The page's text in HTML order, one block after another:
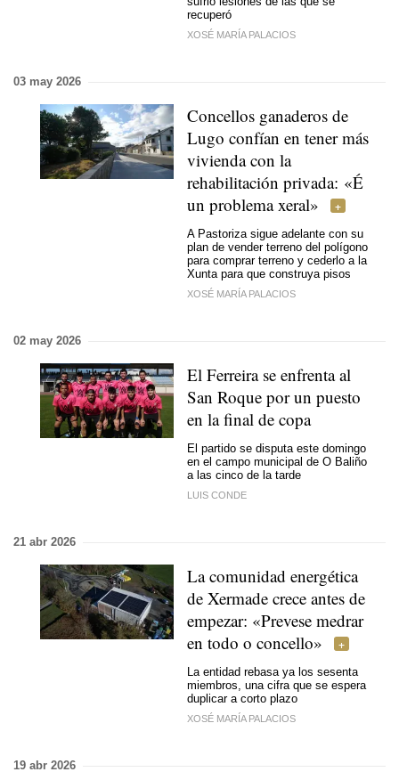
recuperó
XOSÉ MARÍA PALACIOS
03 may 2026
Concellos ganaderos de
Lugo confían en tener más
vivienda con la
rehabilitación privada: «É
un problema xeral»
A Pastoriza sigue adelante con su
plan de vender terreno del polígono
para comprar terreno y cederlo a la
Xunta para que construya pisos
XOSÉ MARÍA PALACIOS
02 may 2026
El Ferreira se enfrenta al
San Roque por un puesto
en la final de copa
El partido se disputa este domingo
en el campo municipal de O Baliño
a las cinco de la tarde
LUIS CONDE
21 abr 2026
La comunidad energética
de Xermade crece antes de
empezar: «Prevese medrar
en todo o concello»
La entidad rebasa ya los sesenta
miembros, una cifra que se espera
duplicar a corto plazo
XOSÉ MARÍA PALACIOS
19 abr 2026